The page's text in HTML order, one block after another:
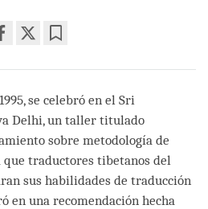
se celebró en el Sri
Delhi, un taller titulado
sobre metodología de
traductores tibetanos del
sus habilidades de traducción
en una recomendación hecha